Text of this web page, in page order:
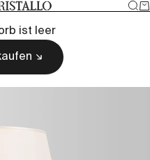
ist leer